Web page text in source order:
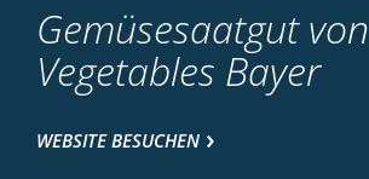
Gemüsesaatgut von
Vegetables Bayer
WEBSITE BESUCHEN